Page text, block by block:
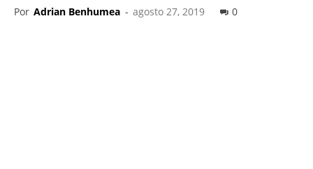
Por Adrian Benhumea - agosto 27, 2019 0